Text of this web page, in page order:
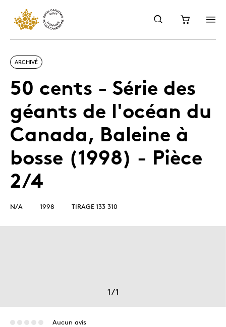
ARCHIVÉ
50 cents - Série des
géants de l'océan du
Canada, Baleine à
bosse (1998) - Pièce
2/4
N/A 1998 TIRAGE 133 310
1/1
Aucun avis